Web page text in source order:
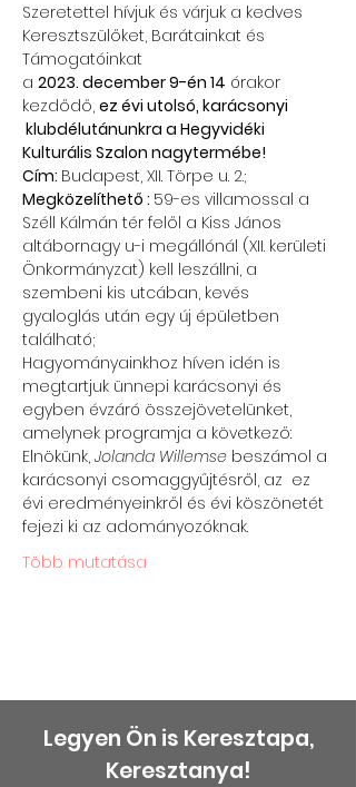
Szeretettel hívjuk és várjuk a kedves
Keresztszülőket, Barátainkat és
Támogatóinkat
a 2023. december 9-én 14 órakor
kezdődő, ez évi utolsó, karácsonyi
klubdélutánunkra a Hegyvidéki
Kulturális Szalon nagytermébe!
Cím: Budapest, XII. Törpe u. 2.;
Megközelíthető : 59-es villamossal a
Széll Kálmán tér felől a Kiss János
altábornagy u-i megállónál (XII. kerületi
Önkormányzat) kell leszállni, a
szembeni kis utcában, kevés
gyaloglás után egy új épületben
található;
Hagyományainkhoz híven idén is
megtartjuk ünnepi karácsonyi és
egyben évzáró összejövetelünket,
amelynek programja a következő:
Elnökünk, Jolanda Willemse beszámol a
karácsonyi csomaggyűjtésről, az  ez
évi eredményeinkről és évi köszönetét
fejezi ki az adományozóknak.
Több mutatása
Legyen Ön is Keresztapa,
Keresztanya!